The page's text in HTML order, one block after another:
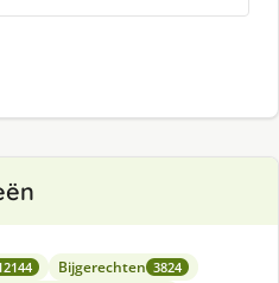
Bijgerechten 3824